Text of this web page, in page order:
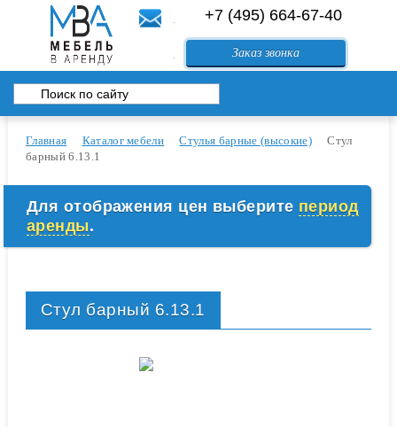
84994083557@mail.ru
Перейти в корзину
+7 (495) 664-67-40
Заказ звонка
Главная Каталог мебели Стулья барные (высокие)
Стул
барный 6.13.1
Для отображения цен выберите период
аренды.
Стул барный 6.13.1